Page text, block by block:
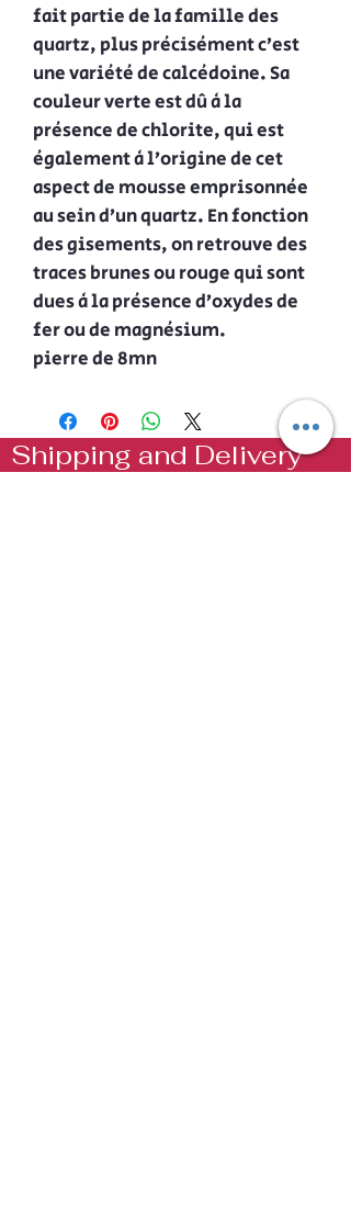
fait partie de la famille des
quartz, plus précisément c’est
une variété de calcédoine. Sa
couleur verte est dû à la
présence de chlorite, qui est
également à l’origine de cet
aspect de mousse emprisonnée
au sein d’un quartz. En fonction
des gisements, on retrouve des
traces brunes ou rouge qui sont
dues à la présence d’oxydes de
fer ou de magnésium.
pierre de 8mn
Shipping and Delivery